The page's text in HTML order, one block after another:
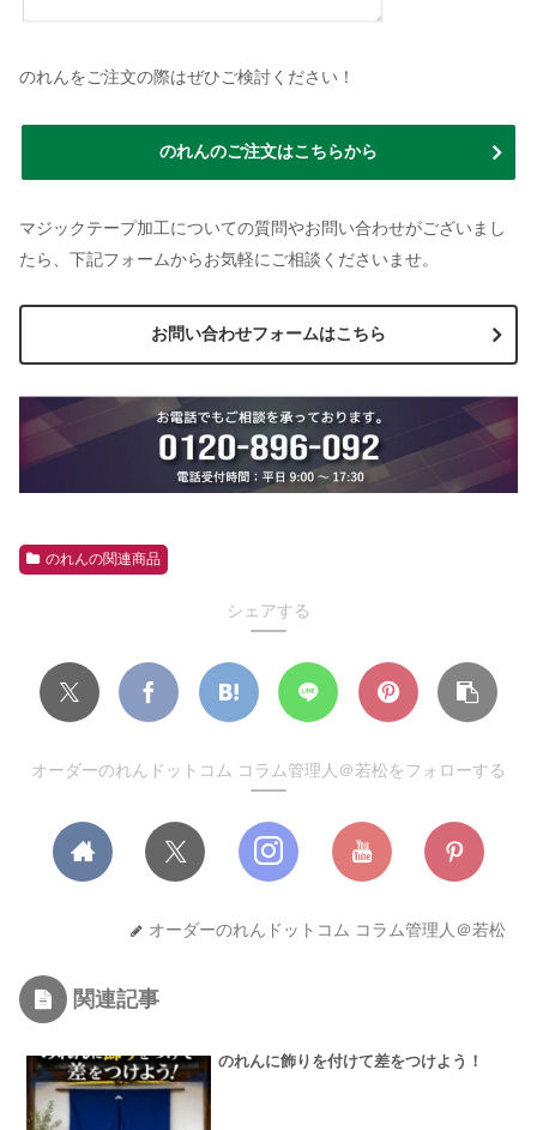
のれんをご注文の際はぜひご検討ください！
のれんのご注文はこちらから
マジックテープ加工についての質問やお問い合わせがございまし
たら、下記フォームからお気軽にご相談くださいませ。
お問い合わせフォームはこちら
のれんの関連商品
シェアする
オーダーのれんドットコム コラム管理人＠若松をフォローする
オーダーのれんドットコム コラム管理人＠若松
関連記事
のれんに飾りを付けて差をつけよう！